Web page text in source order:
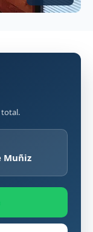
total.
Muñiz